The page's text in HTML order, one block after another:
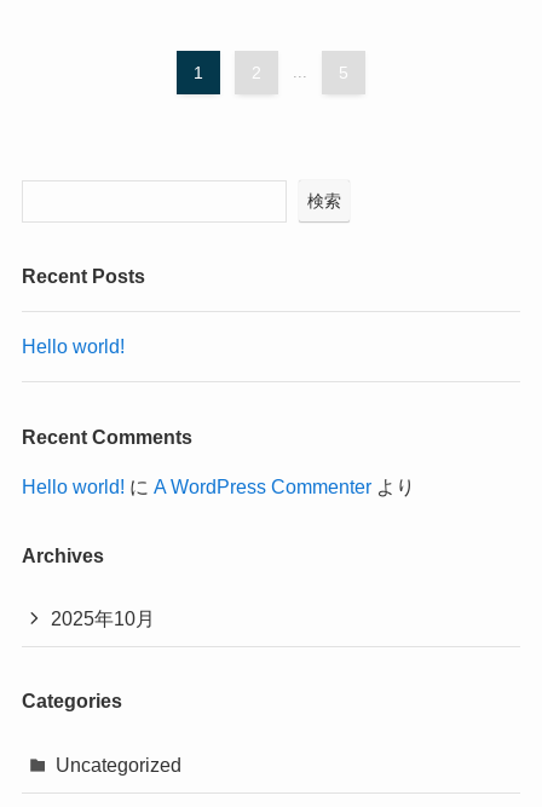
1 2 ... 5
検索
Recent Posts
Hello world!
Recent Comments
Hello world! に A WordPress Commenterより
Archives
2025年10月
Categories
Uncategorized